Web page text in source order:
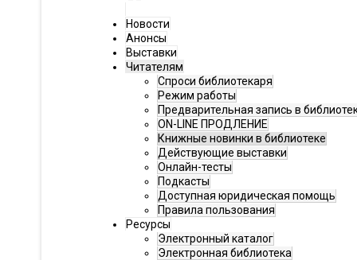
Новости
Анонсы
Выставки
Читателям
Спроси библиотекаря
Режим работы
Предварительная запись в
ON-LINE ПРОДЛЕНИЕ
Книжные новинки в библиотеке
Действующие выставки
Онлайн-тесты
Подкасты
Доступная юридическая помощь
Правила пользования
Ресурсы
Электронный каталог
Электронная библиотека